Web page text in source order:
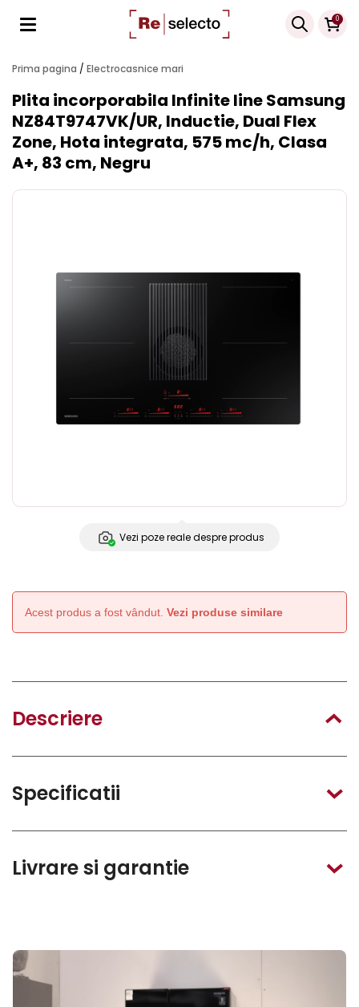
0
Products
search
Prima pagina / Electrocasnice mari
Plita incorporabila Infinite line Samsung
NZ84T9747VK/UR, Inductie, Dual Flex
Zone, Hota integrata, 575 mc/h, Clasa
A+, 83 cm, Negru
Vezi poze reale despre produs
Acest produs a fost vândut. Vezi produse similare
Descriere
Specificatii
Livrare si garantie